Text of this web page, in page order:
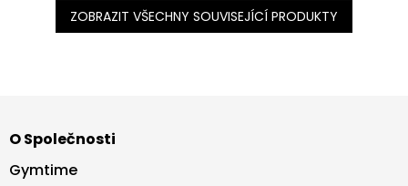
ZOBRAZIT VŠECHNY SOUVISEJÍCÍ PRODUKTY
p
a
O Společnosti
Gymtime